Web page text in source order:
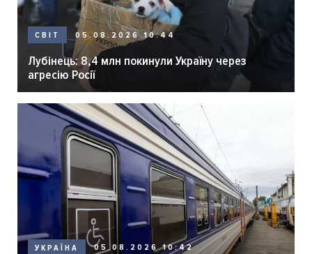
СВІТ 05.08.2026 10:44
Лубінець: 8,4 млн покинули Україну через
агресію Росії
УКРАЇНА 05.08.2026 10:42